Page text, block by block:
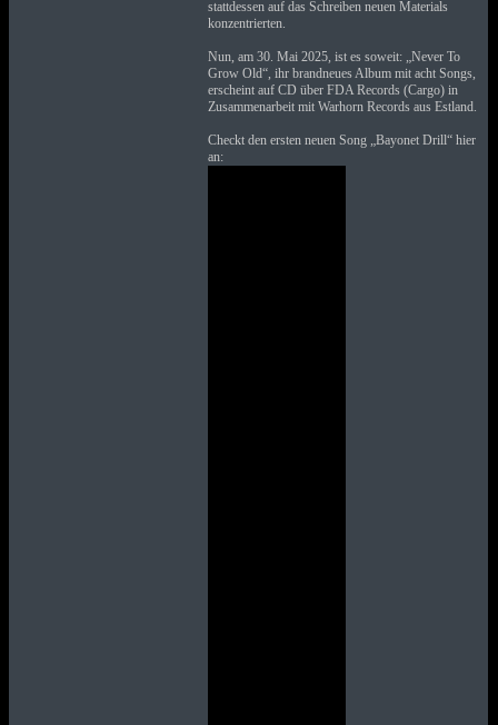
stattdessen auf das Schreiben neuen Materials
konzentrierten.
Nun, am 30. Mai 2025, ist es soweit: „Never To
Grow Old“, ihr brandneues Album mit acht Songs,
erscheint auf CD über FDA Records (Cargo) in
Zusammenarbeit mit Warhorn Records aus Estland.
Checkt den ersten neuen Song „Bayonet Drill“ hier
an: